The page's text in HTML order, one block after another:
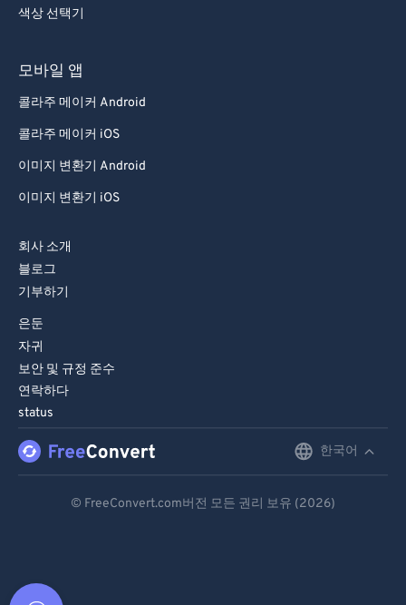
색상 선택기
모바일 앱
콜라주 메이커 Android
콜라주 메이커 iOS
이미지 변환기 Android
이미지 변환기 iOS
회사 소개
블로그
기부하기
은둔
자귀
보안 및 규정 준수
연락하다
status
한국어
© FreeConvert.com버전 모든 권리 보유 (2026)